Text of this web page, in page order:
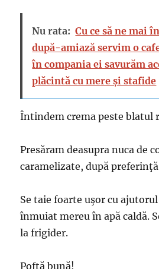
Nu rata: Cu ce să ne mai
după-amiază servim o
în compania ei savurăm
plăcintă cu mere și stafide
Întindem crema peste blatul
Presăram deasupra nuca de
caramelizate, după
Se taie foarte uşor cu
înmuiat mereu în apă caldă.
la frigider.
Poftă bună!